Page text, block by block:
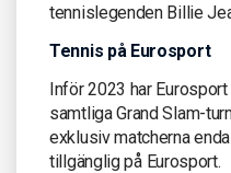
tennislegenden Billie
Tennis på Eurosport
Inför 2023 har
samtliga Grand Slam-
exklusiv matcherna
tillgänglig på Eurosport.